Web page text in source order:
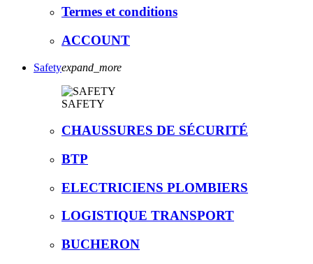
Termes et conditions
ACCOUNT
Safetyexpand_more
SAFETY
CHAUSSURES DE SÉCURITÉ
BTP
ELECTRICIENS PLOMBIERS
LOGISTIQUE TRANSPORT
BUCHERON